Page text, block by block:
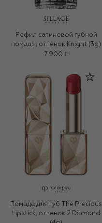
Рефил сатиновой губной
помады, оттенок Knight (3g)
7 900 ₽
Помада для губ The Precious
Lipstick, оттенок 2 Diamond